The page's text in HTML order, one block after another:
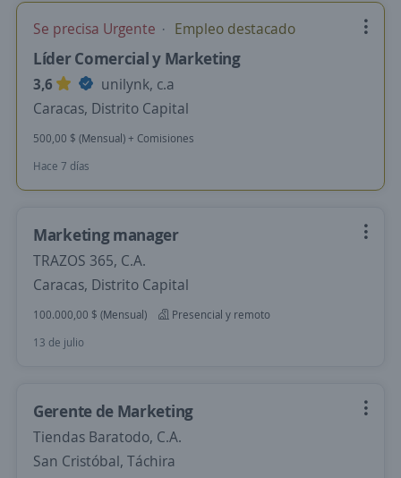
Se precisa Urgente Empleo destacado
Líder Comercial y Marketing
3,6
unilynk, c.a
Caracas, Distrito Capital
500,00 $ (Mensual) + Comisiones
Hace 7 días
Marketing manager
TRAZOS 365, C.A.
Caracas, Distrito Capital
100.000,00 $ (Mensual)
Presencial y remoto
13 de julio
Gerente de Marketing
Tiendas Baratodo, C.A.
San Cristóbal, Táchira